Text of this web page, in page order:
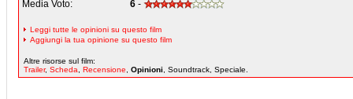
Media Voto:
6 -
Leggi tutte le opinioni su questo film
Aggiungi la tua opinione su questo film
Altre risorse sul film:
Trailer, Scheda Recensione Opinioni , Soundtrack, Speciale.